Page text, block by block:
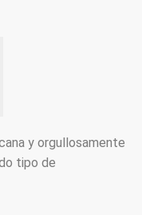
y orgullosamente
tipo de